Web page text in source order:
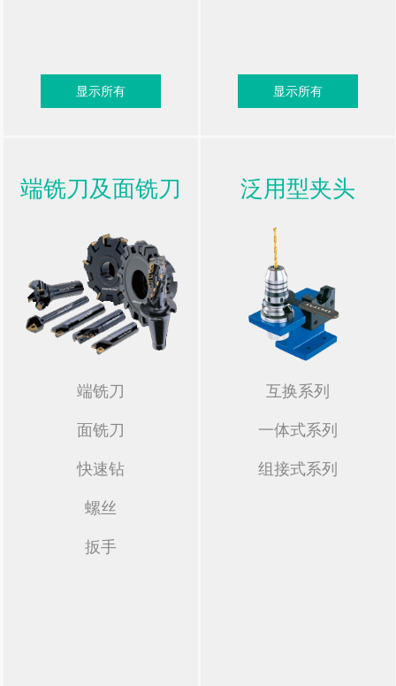
显示所有 显示所有
端铣刀及面铣刀
端铣刀
面铣刀
快速钻
螺丝
扳手
泛用型夹头
互换系列
一体式系列
组接式系列